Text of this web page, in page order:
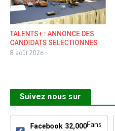
TALENTS+ : ANNONCE DES
CANDIDATS SELECTIONNES
8 août 2026
Suivez nous sur
Facebook 32,000Fans